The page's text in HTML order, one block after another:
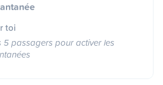
toi
5 passagers pour activer les